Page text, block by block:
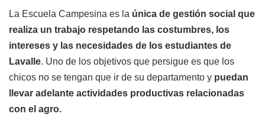
La Escuela Campesina es la única de gestión social que
realiza un trabajo respetando las costumbres, los
intereses y las necesidades de los estudiantes de
Lavalle. Uno de los objetivos que persigue es que los
chicos no se tengan que ir de su departamento y puedan
llevar adelante actividades productivas relacionadas
con el agro.